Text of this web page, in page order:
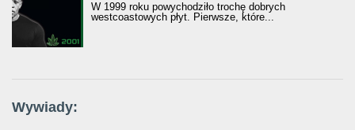
W 1999 roku powychodziło trochę dobrych
westcoastowych płyt. Pierwsze, które...
Wywiady: